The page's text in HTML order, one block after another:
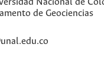
de Geociencias